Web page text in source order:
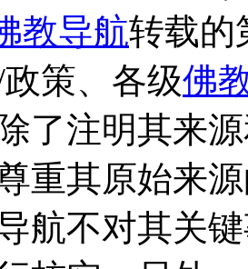
教导航转载的
策、各级佛
了注明其来
重其原始来
航不对其关